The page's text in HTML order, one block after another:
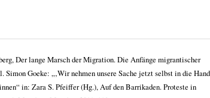
Der lange Marsch der Migration. Die Anfänge migrantischer
Goeke: „‚Wir nehmen unsere Sache jetzt selbst in die
in: Zara S. Pfeiffer (Hg.), Auf den Barrikaden. Proteste in